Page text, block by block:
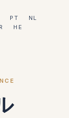
PT
NL
HE